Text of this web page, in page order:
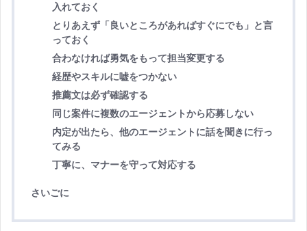
入れておく
とりあえず「良いところがあればすぐにでも」と言
っておく
合わなければ勇気をもって担当変更する
経歴やスキルに嘘をつかない
推薦文は必ず確認する
同じ案件に複数のエージェントから応募しない
内定が出たら、他のエージェントに話を聞きに行っ
てみる
丁寧に、マナーを守って対応する
さいごに